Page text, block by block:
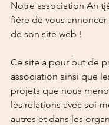
Notre association An
fière de vous
de son site web !
Ce site a pour but de
association ainsi que
projets que nous
les relations avec soi-
autres et dans les